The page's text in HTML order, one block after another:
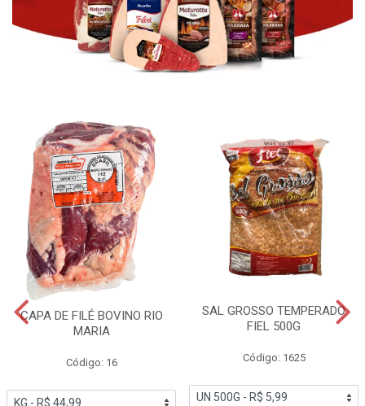
CAPA DE FILÉ BOVINO RIO
MARIA
Código: 16
SAL GROSSO TEMPERADO
FIEL 500G
Código: 1625